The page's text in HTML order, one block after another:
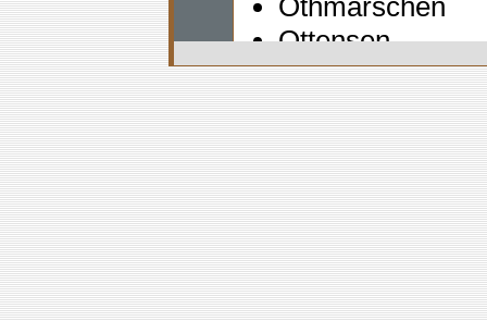
Othmarschen
Ottensen
Rissen
Sternschanze
Sülldorf
Bezirk Bergedorf
Allermöhe
Altengamme